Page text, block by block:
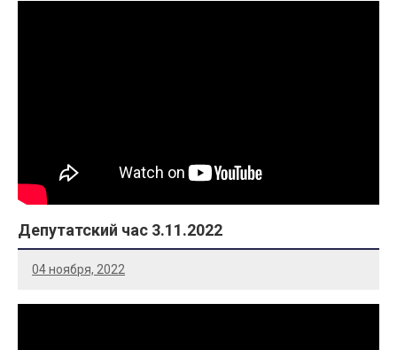
Депутатский час 3.11.2022
04 ноября, 2022